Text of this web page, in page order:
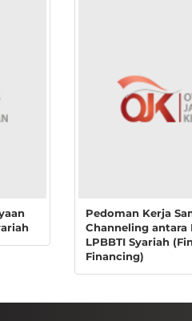
Pedoman Kerja
Channeling antara
LPBBTI Syariah
Financing)